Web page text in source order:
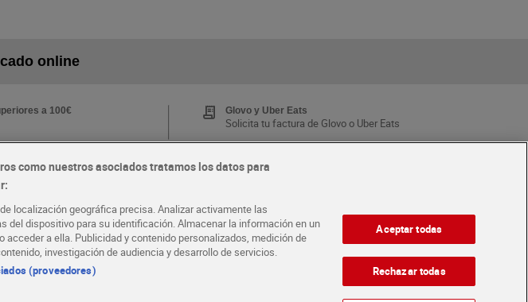
online
a 100€ Glovo y Uber Eats
Solicita tu factura de Glovo o Uber Eats
¡Solicita tu tarjeta de crédito aquí!
como nuestros asociados tratamos los datos para
localización geográfica precisa. Analizar activamente las
del dispositivo para su identificación. Almacenar la información en un
acceder a ella. Publicidad y contenido personalizados, medición de
investigación de audiencia y desarrollo de servicios.
(proveedores)
Aceptar todas
Rechazar todas